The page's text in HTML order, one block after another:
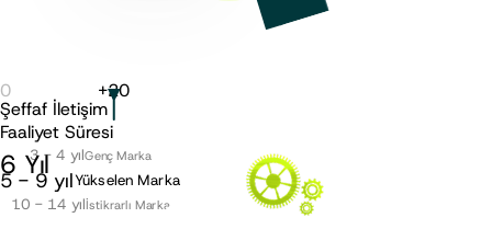
0 +20
Şeffaf İletişim
Faaliyet Süresi
6 Yıl
3 - 4 yılGenç Marka
5 - 9 yılYükselen Marka
10 - 14 yılİstikrarlı Marka